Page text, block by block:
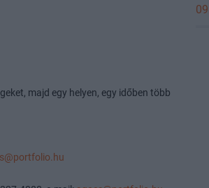
majd egy helyen, egy időben több